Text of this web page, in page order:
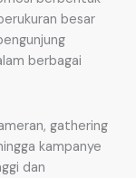
besar
berbagai
gathering
kampanye
dan